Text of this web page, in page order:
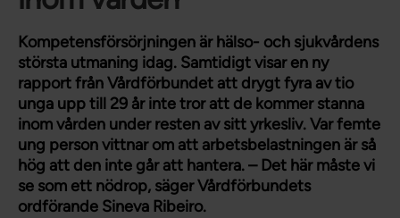
Kompetensförsörjningen är hälso- och sjukvårdens
största utmaning idag. Samtidigt visar en ny
rapport från Vårdförbundet att drygt fyra av tio
unga upp till 29 år inte tror att de kommer stanna
inom vården under resten av sitt yrkesliv. Var femte
ung person vittnar om att arbetsbelastningen är så
hög att den inte går att hantera. – Det här måste vi
se som ett nödrop, säger Vårdförbundets
ordförande Sineva Ribeiro.